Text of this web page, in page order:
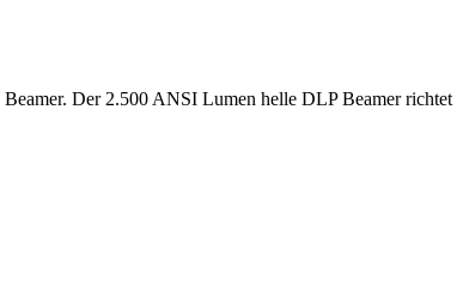
Der 2.500 ANSI Lumen helle DLP Beamer richtet